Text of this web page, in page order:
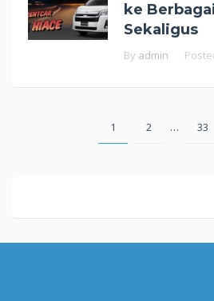
ke
Sekaligus
By admin
pagination
1 2 … 33